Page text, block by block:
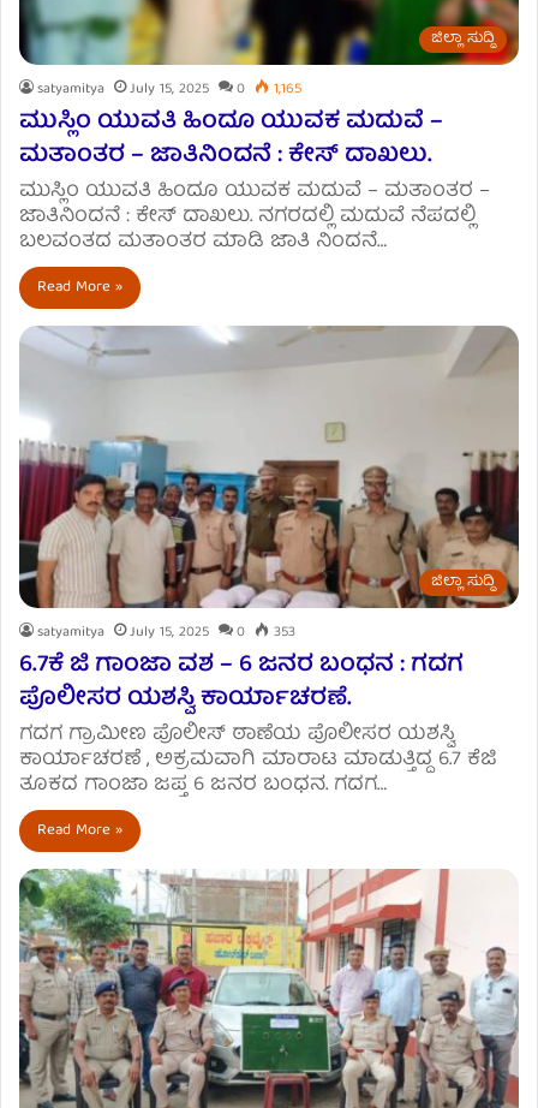
ಜಿಲ್ಲಾ ಸುದ್ದಿ
satyamitya
July 15, 2025 0 1,165
ಮುಸ್ಲಿಂ ಯುವತಿ ಹಿಂದೂ ಯುವಕ ಮದುವೆ –
ಮತಾಂತರ – ಜಾತಿನಿಂದನೆ : ಕೇಸ್ ದಾಖಲು.
ಮುಸ್ಲಿಂ ಯುವತಿ ಹಿಂದೂ ಯುವಕ ಮದುವೆ – ಮತಾಂತರ –
ಜಾತಿನಿಂದನೆ : ಕೇಸ್ ದಾಖಲು. ನಗರದಲ್ಲಿ ಮದುವೆ ನೆಪದಲ್ಲಿ
ಬಲವಂತದ ಮತಾಂತರ ಮಾಡಿ ಜಾತಿ ನಿಂದನೆ…
Read More »
ಜಿಲ್ಲಾ ಸುದ್ದಿ
satyamitya
July 15, 2025 0 353
6.7ಕೆ ಜಿ ಗಾಂಜಾ ವಶ – 6 ಜನರ ಬಂಧನ : ಗದಗ
ಪೊಲೀಸರ ಯಶಸ್ವಿ ಕಾರ್ಯಾಚರಣೆ.
ಗದಗ ಗ್ರಾಮೀಣ ಪೊಲೀಸ್ ಠಾಣೆಯ ಪೊಲೀಸರ ಯಶಸ್ವಿ
ಕಾರ್ಯಾಚರಣೆ , ಅಕ್ರಮವಾಗಿ ಮಾರಾಟ ಮಾಡುತ್ತಿದ್ದ 6.7 ಕೆಜಿ
ತೂಕದ ಗಾಂಜಾ ಜಪ್ತ 6 ಜನರ ಬಂಧನ. ಗದಗ…
Read More »